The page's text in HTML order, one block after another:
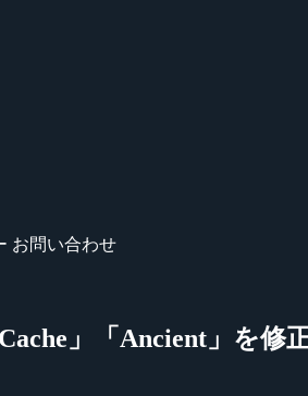
お問い合わせ
」「Ancient」を修